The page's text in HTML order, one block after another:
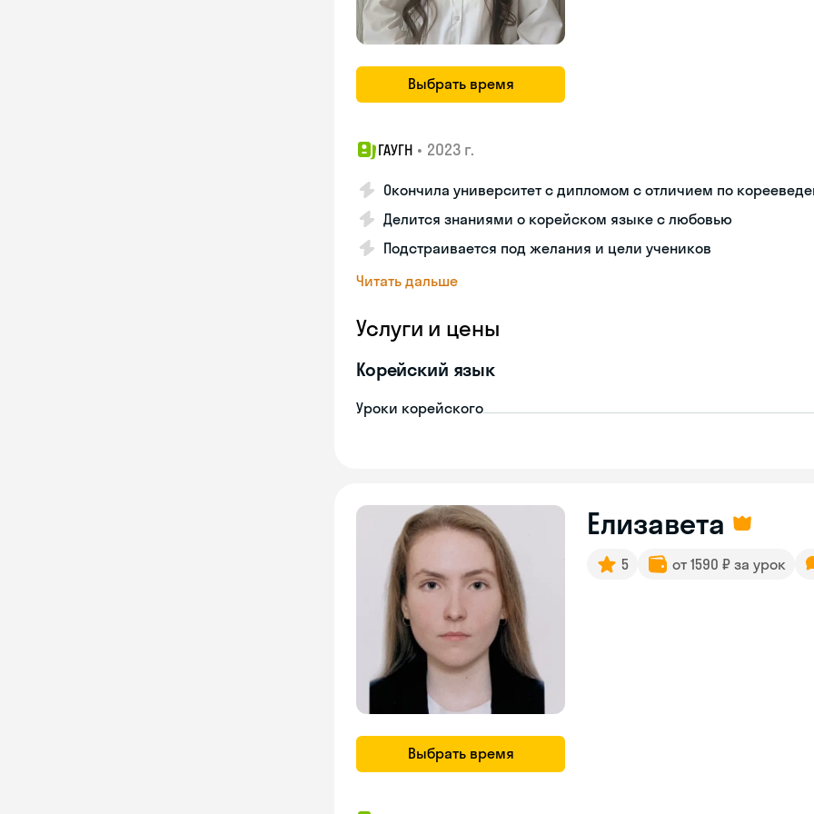
Выбрать время
ГАУГН • 2023 г.
Окончила университет с дипломом с отличием по
Делится знаниями о корейском языке с любовью
Подстраивается под желания и цели учеников
Читать дальше
Услуги и цены
Корейский язык
Уроки корейского
Выбрать время
Елизавета
5 от 1590 ₽ за урок